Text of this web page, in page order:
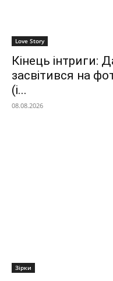
Love Story
Кінець інтриги:
засвітився на
(і...
08.08.2026
Зірки